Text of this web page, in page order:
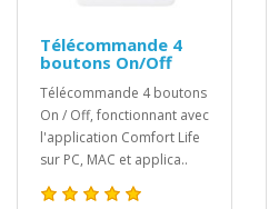
Télécommande 4
boutons On/Off
Télécommande 4 boutons
On / Off, fonctionnant avec
l'application Comfort Life
sur PC, MAC et applica..